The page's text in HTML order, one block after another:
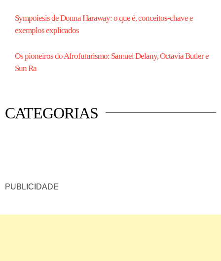
Sympoiesis de Donna Haraway: o que é, conceitos-chave e
exemplos explicados
Os pioneiros do Afrofuturismo: Samuel Delany, Octavia Butler e
Sun Ra
CATEGORIAS
PUBLICIDADE